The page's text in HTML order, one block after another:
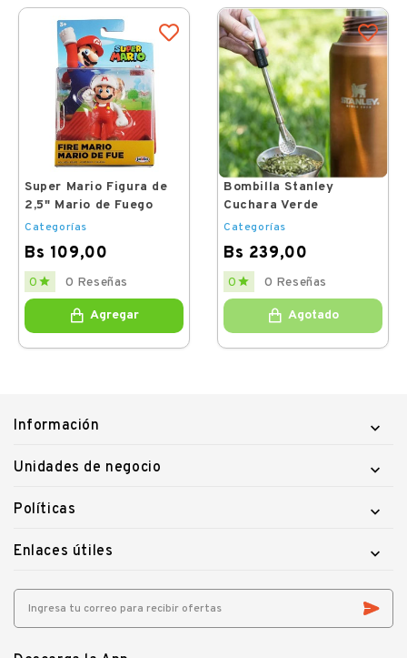
Super Mario Figura de
2,5" Mario de Fuego
Categorías
Bs 109,00
Price
0  0 Reseñas
Agregar
Bombilla Stanley
Cuchara Verde
Categorías
Bs 239,00
Price
0  0 Reseñas
Agotado
Información 
Unidades de negocio 
Políticas 
Enlaces útiles 